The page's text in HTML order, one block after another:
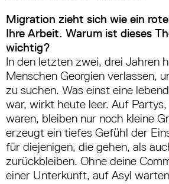
Migration zieht sich wie ein
Ihre Arbeit. Warum ist dieses
wichtig?
In den letzten zwei, drei Jahren
Menschen Georgien verlassen,
zu suchen. Was einst eine
war, wirkt heute leer. Auf
waren, bleiben nur noch kleine
erzeugt ein tiefes Gefühl der
für diejenigen, die gehen, als
zurückbleiben. Ohne deine
einer Unterkunft, auf Asyl